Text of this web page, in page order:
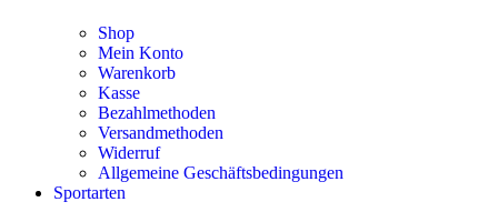
Shop
Mein Konto
Warenkorb
Kasse
Bezahlmethoden
Versandmethoden
Widerruf
Allgemeine Geschäftsbedingungen
Sportarten